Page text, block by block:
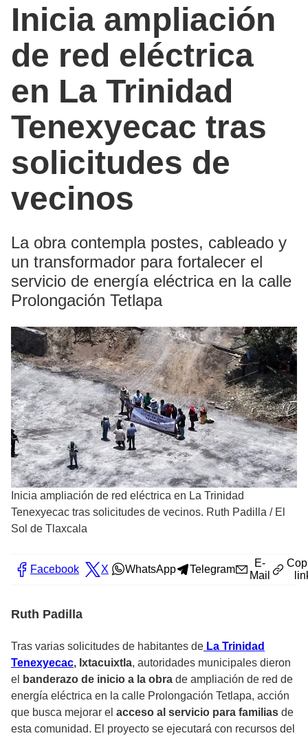
Inicia ampliación
de red eléctrica
en La Trinidad
Tenexyecac tras
solicitudes de
vecinos
La obra contempla postes, cableado y
un transformador para fortalecer el
servicio de energía eléctrica en la calle
Prolongación Tetlapa
Inicia ampliación de red eléctrica en La Trinidad
Tenexyecac tras solicitudes de vecinos. Ruth Padilla / El
Sol de Tlaxcala
Facebook X WhatsApp Telegram
E-
Mail
Ruth Padilla
Tras varias solicitudes de habitantes de La Trinidad
Tenexyecac, Ixtacuixtla, autoridades municipales dieron
el
banderazo de inicio a la obra de ampliación de red de
energía eléctrica en la calle Prolongación Tetlapa, acción
que busca mejorar el acceso al servicio para familias de
esta comunidad. El proyecto se ejecutará con recursos del